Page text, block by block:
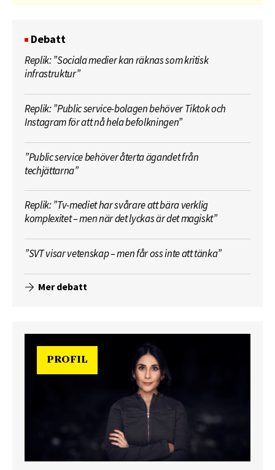
Debatt
Replik: ”Sociala medier kan räknas som kritisk
infrastruktur”
Replik: ”Public service-bolagen behöver Tiktok och
Instagram för att nå hela befolkningen”
”Public service behöver återta ägandet från
techjättarna”
Replik: ”Tv-mediet har svårare att bära verklig
komplexitet – men när det lyckas är det magiskt”
”SVT visar vetenskap – men får oss inte att tänka”
Mer debatt
PROFIL